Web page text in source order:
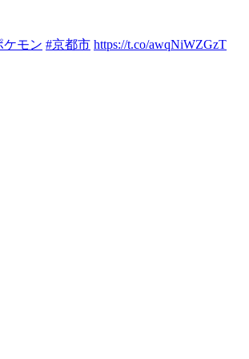
ケモン #京都市 https://t.co/awqNiWZGzT